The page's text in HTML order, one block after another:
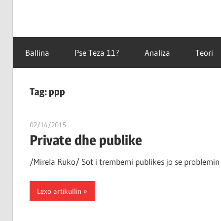
Teza
11
vetëm
e
kanë
në
të
ndryshme
por
çështja
është
Ballina Pse Teza 11? Analiza Teori
Tag:ppp
02/14/2015
Private dhe publike
/Mirela Ruko/ Sot i trembemi publikes jo se problemin
Lexo artikullin